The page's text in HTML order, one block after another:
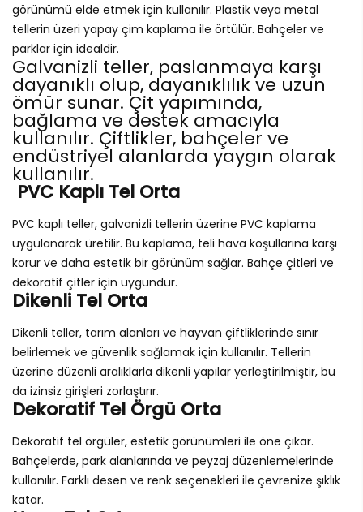
görünümü elde etmek için kullanılır. Plastik veya metal
tellerin üzeri yapay çim kaplama ile örtülür. Bahçeler ve
parklar için idealdir.
Galvanizli teller, paslanmaya karşı
dayanıklı olup, dayanıklılık ve uzun
ömür sunar. Çit yapımında,
bağlama ve destek amacıyla
kullanılır. Çiftlikler, bahçeler ve
endüstriyel alanlarda yaygın olarak
kullanılır.
PVC Kaplı Tel Orta
PVC kaplı teller, galvanizli tellerin üzerine PVC kaplama
uygulanarak üretilir. Bu kaplama, teli hava koşullarına karşı
korur ve daha estetik bir görünüm sağlar. Bahçe çitleri ve
dekoratif çitler için uygundur.
Dikenli Tel Orta
Dikenli teller, tarım alanları ve hayvan çiftliklerinde sınır
belirlemek ve güvenlik sağlamak için kullanılır. Tellerin
üzerine düzenli aralıklarla dikenli yapılar yerleştirilmiştir, bu
da izinsiz girişleri zorlaştırır.
Dekoratif Tel Örgü Orta
Dekoratif tel örgüler, estetik görünümleri ile öne çıkar.
Bahçelerde, park alanlarında ve peyzaj düzenlemelerinde
kullanılır. Farklı desen ve renk seçenekleri ile çevrenize şıklık
katar.